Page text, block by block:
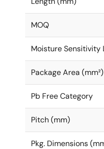
MOQ
Moisture Sensitivity
Package Area (mm²)
Pb Free Category
Pitch (mm)
Pkg. Dimensions